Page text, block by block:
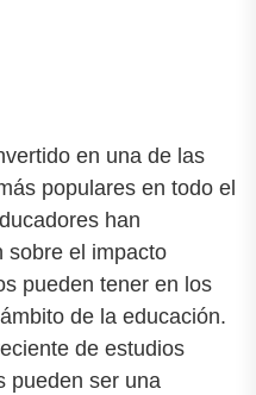
en una de las
populares en todo el
han
sobre el impacto
pueden tener en los
de la educación.
de estudios
pueden ser una